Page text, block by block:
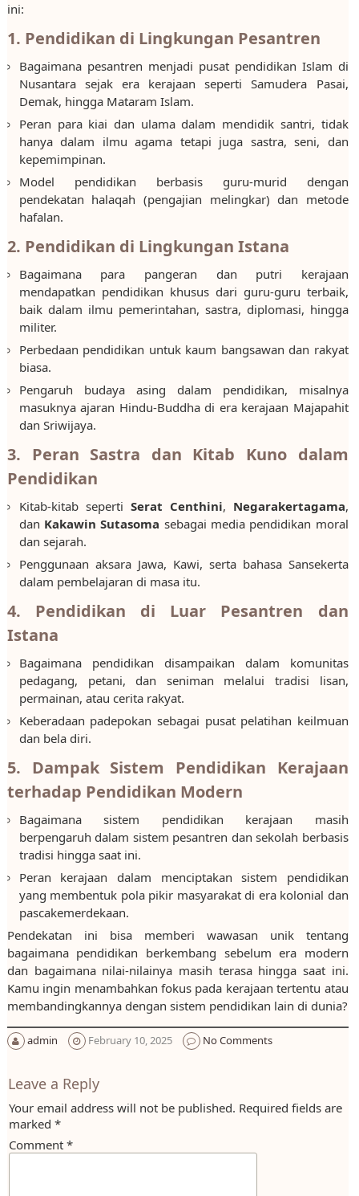
ini:
1. Pendidikan di Lingkungan Pesantren
Bagaimana pesantren menjadi pusat pendidikan Islam di
Nusantara sejak era kerajaan seperti Samudera Pasai,
Demak, hingga Mataram Islam.
Peran para kiai dan ulama dalam mendidik santri, tidak
hanya dalam ilmu agama tetapi juga sastra, seni, dan
kepemimpinan.
Model pendidikan berbasis guru-murid dengan
pendekatan halaqah (pengajian melingkar) dan metode
hafalan.
2. Pendidikan di Lingkungan Istana
Bagaimana para pangeran dan putri kerajaan
mendapatkan pendidikan khusus dari guru-guru terbaik,
baik dalam ilmu pemerintahan, sastra, diplomasi, hingga
militer.
Perbedaan pendidikan untuk kaum bangsawan dan rakyat
biasa.
Pengaruh budaya asing dalam pendidikan, misalnya
masuknya ajaran Hindu-Buddha di era kerajaan Majapahit
dan Sriwijaya.
3. Peran Sastra dan Kitab Kuno dalam
Pendidikan
Kitab-kitab seperti Serat Centhini, Negarakertagama,
dan Kakawin Sutasoma sebagai media pendidikan moral
dan sejarah.
Penggunaan aksara Jawa, Kawi, serta bahasa Sansekerta
dalam pembelajaran di masa itu.
4. Pendidikan di Luar Pesantren dan
Istana
Bagaimana pendidikan disampaikan dalam komunitas
pedagang, petani, dan seniman melalui tradisi lisan,
permainan, atau cerita rakyat.
Keberadaan padepokan sebagai pusat pelatihan keilmuan
dan bela diri.
5. Dampak Sistem Pendidikan Kerajaan
terhadap Pendidikan Modern
Bagaimana sistem pendidikan kerajaan masih
berpengaruh dalam sistem pesantren dan sekolah berbasis
tradisi hingga saat ini.
Peran kerajaan dalam menciptakan sistem pendidikan
yang membentuk pola pikir masyarakat di era kolonial dan
pascakemerdekaan.
Pendekatan ini bisa memberi wawasan unik tentang
bagaimana pendidikan berkembang sebelum era modern
dan bagaimana nilai-nilainya masih terasa hingga saat ini.
Kamu ingin menambahkan fokus pada kerajaan tertentu atau
membandingkannya dengan sistem pendidikan lain di dunia?
admin February 10, 2025 No Comments
Leave a Reply
Your email address will not be published. Required fields are
marked *
Comment *